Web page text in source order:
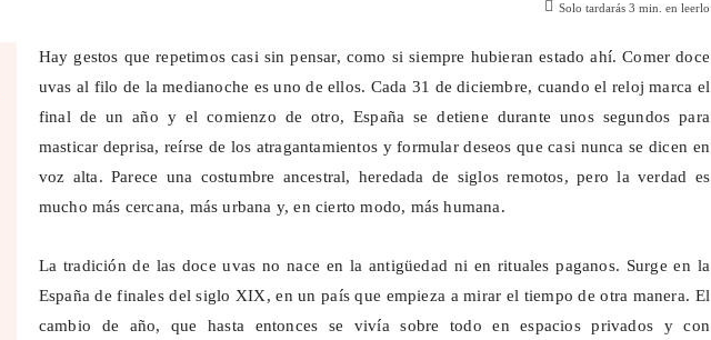
Solo tardarás3 min. en leerlo
Hay gestos que repetimos casi sin pensar, como si siempre hubieran estado ahí. Comer doce
uvas al filo de la medianoche es uno de ellos. Cada 31 de diciembre, cuando el reloj marca el
final de un año y el comienzo de otro, España se detiene durante unos segundos para
masticar deprisa, reírse de los atragantamientos y formular deseos que casi nunca se dicen en
voz alta. Parece una costumbre ancestral, heredada de siglos remotos, pero la verdad es
mucho más cercana, más urbana y, en cierto modo, más humana.
La tradición de las doce uvas no nace en la antigüedad ni en rituales paganos. Surge en la
España de finales del siglo XIX, en un país que empieza a mirar el tiempo de otra manera. El
cambio de año, que hasta entonces se vivía sobre todo en espacios privados y con